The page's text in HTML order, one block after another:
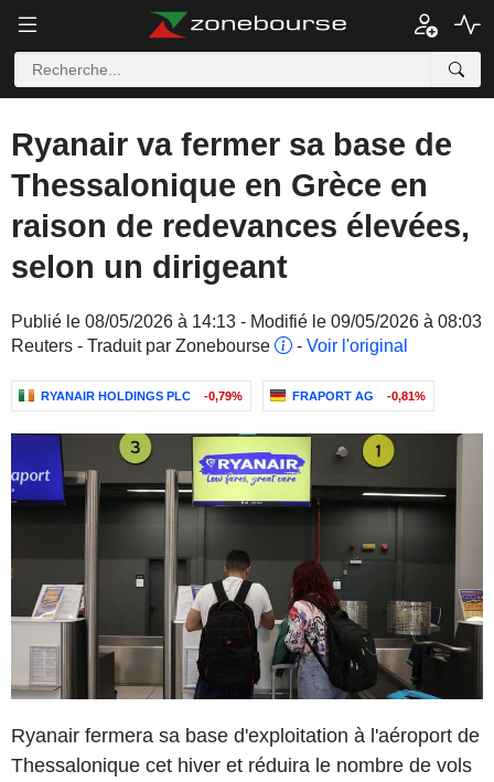
Ryanair va fermer sa base de
Thessalonique en Grèce en
raison de redevances élevées,
selon un dirigeant
Publié le 08/05/2026 à 14:13 - Modifié le 09/05/2026 à 08:03
Reuters - Traduit par Zonebourse
- Voir l'original
RYANAIR HOLDINGS PLC -0,79% FRAPORT AG -0,81%
Ryanair fermera sa base d'exploitation à l'aéroport de
Thessalonique cet hiver et réduira le nombre de vols